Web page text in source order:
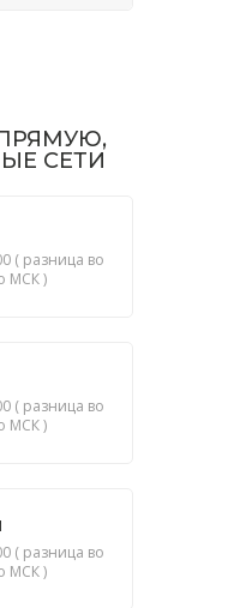
СЕТИ
( разница во
МСК )
( разница во
МСК )
( разница во
МСК )